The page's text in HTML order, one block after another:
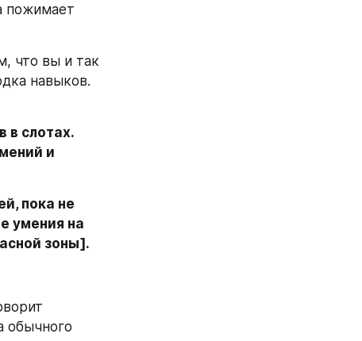
пожимает
что вы и так
навыков.
в слотах.
и
пока не
умения на
зоны].
обычного